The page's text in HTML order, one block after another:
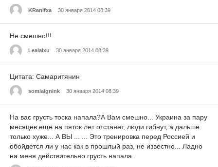
KRanifxa 30 января 2014 08:39
Не смешно!!!
Lealalxu 30 января 2014 08:39
Цитата: Самаритянин
somiaignink 30 января 2014 08:39
На вас грусть тоска напала?А Вам смешно... Украина за пару
месяцев еще на пяток лет отстанет, люди гибнут, а дальше
только хуже... А ВЫ ... ... Это тренировка перед Россией и
обойдется ли у нас как в прошлый раз, не известно... Ладно
на меня действительно грусть напала..